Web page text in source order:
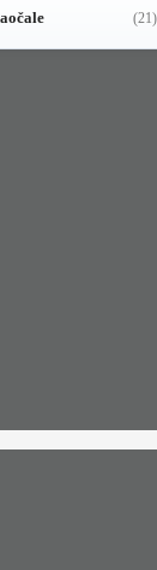
(21)